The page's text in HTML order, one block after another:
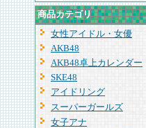
商品カテゴリ
女性アイドル・女優
AKB48
AKB48卓上カレンダー
SKE48
アイドリング
スーパーガールズ
女子アナ